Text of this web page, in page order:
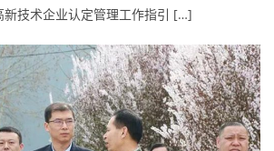
新技术企业认定管理工作指引 […]